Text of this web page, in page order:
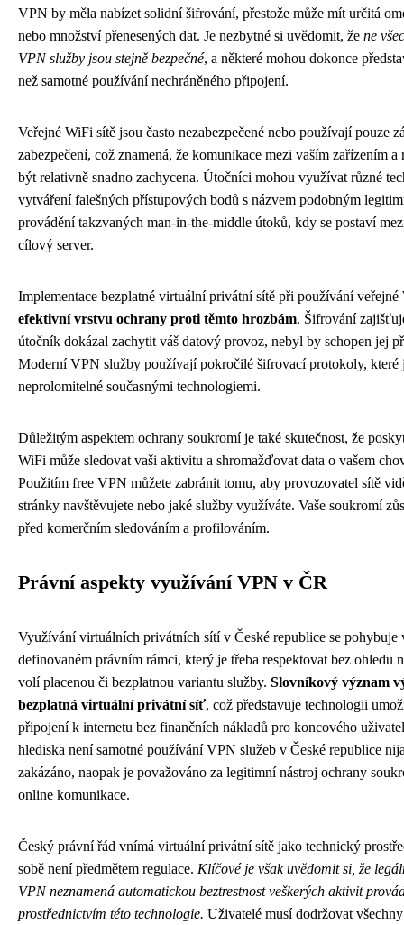
VPN by měla nabízet solidní šifrování, přestože může mít určitá
nebo množství přenesených dat. Je nezbytné si uvědomit, že ne
VPN služby jsou stejně bezpečné, a některé mohou dokonce
než samotné používání nechráněného připojení.
Veřejné WiFi sítě jsou často nezabezpečené nebo používají pouze
zabezpečení, což znamená, že komunikace mezi vaším zařízením a
být relativně snadno zachycena. Útočníci mohou využívat různé
vytváření falešných přístupových bodů s názvem podobným
provádění takzvaných man-in-the-middle útoků, kdy se postaví
cílový server.
Implementace bezplatné virtuální privátní sítě při používání veřejné
efektivní vrstvu ochrany proti těmto hrozbám. Šifrování
útočník dokázal zachytit váš datový provoz, nebyl by schopen jej
Moderní VPN služby používají pokročilé šifrovací protokoly, které
neprolomitelné současnými technologiemi.
Důležitým aspektem ochrany soukromí je také skutečnost, že
WiFi může sledovat vaši aktivitu a shromažďovat data o vašem
Použitím free VPN můžete zabránit tomu, aby provozovatel sítě
stránky navštěvujete nebo jaké služby využíváte. Vaše soukromí
před komerčním sledováním a profilováním.
Právní aspekty využívání VPN v ČR
Využívání virtuálních privátních sítí v České republice se pohybuje
definovaném právním rámci, který je třeba respektovat bez ohledu
volí placenou či bezplatnou variantu služby. Slovníkový význam
bezplatná virtuální privátní síť, což představuje technologii
připojení k internetu bez finančních nákladů pro koncového
hlediska není samotné používání VPN služeb v České republice
zakázáno, naopak je považováno za legitimní nástroj ochrany
online komunikace.
Český právní řád vnímá virtuální privátní sítě jako technický
sobě není předmětem regulace. Klíčové je však uvědomit si, že
VPN neznamená automatickou beztrestnost veškerých aktivit
prostřednictvím této technologie. Uživatelé musí dodržovat